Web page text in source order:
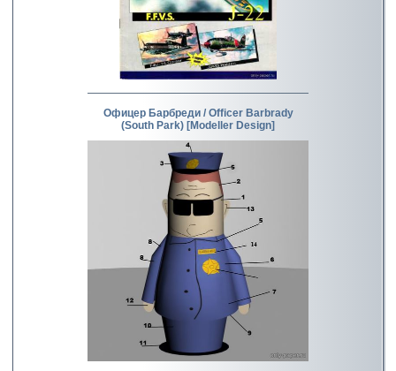
Офицер Барбреди / Officer Barbrady
(South Park) [Modeller Design]